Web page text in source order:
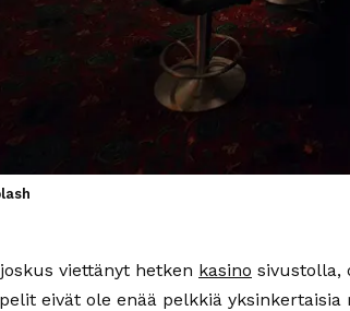
viettänyt hetken kasino sivustolla,
eivät ole enää pelkkiä